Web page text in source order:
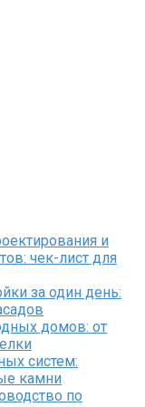
и
чек-лист для
за один день:
домов: от
систем:
камни
по